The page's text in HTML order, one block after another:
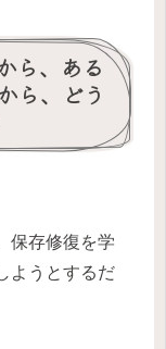
ら、ある
ら、どう
保存修復を学
ようとするだ